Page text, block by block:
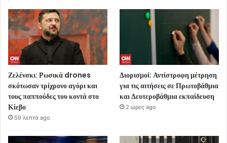
Ζελένσκι: Ρωσικά drones
σκότωσαν τρίχρονο αγόρι και
τους παππούδες του κοντά στο
Κίεβο
59 λεπτά ago
Διορισμοί: Αντίστροφη μέτρηση
για τις αιτήσεις σε Πρωτοβάθμια
και Δευτεροβάθμια εκπαίδευση
2 ώρες ago